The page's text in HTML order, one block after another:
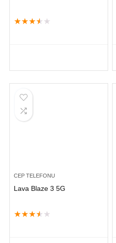
★★★★ ★
CEP TELEFONU
Lava Blaze 3 5G
★★★★ ★